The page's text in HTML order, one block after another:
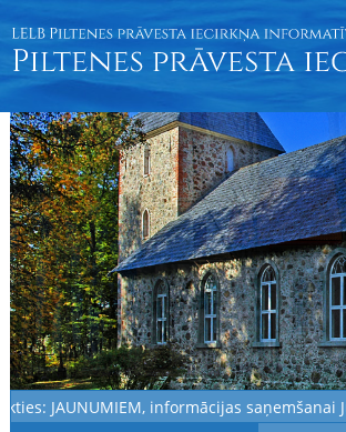
JAUNUMIEM, informācijas saņemšanai